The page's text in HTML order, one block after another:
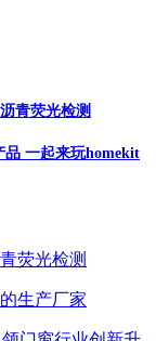
青荧光检测
品 一起来玩homekit
荧光检测
生产厂家